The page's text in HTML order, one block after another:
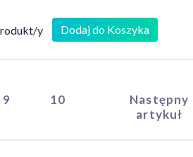
y Dodaj do Koszyka
9 10
Następny
artykuł